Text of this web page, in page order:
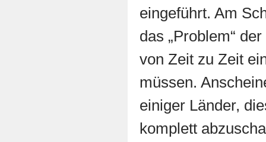
eingeführt. Am
das „Problem“
von Zeit zu Zeit
müssen.
einiger Länder,
komplett